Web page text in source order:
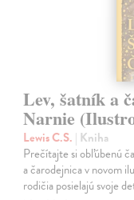
Lev, šatník a
Narnie
Lewis C.S. | Kniha
Prečítajte si obľúbenú
a čarodejnica v novom
rodičia posielajú svoje